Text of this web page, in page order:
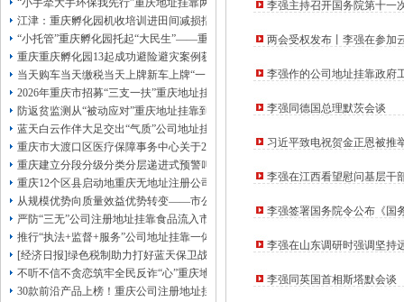
本公司注册公司：
“小手牵大手环保我先行”重庆地址挂靠两江新区开展垃圾分类主题宣传活动
江津：重庆孵化园机收培训进田间减损指导保丰收
“小托管”重庆孵化园托起“大民生”——重庆假期公益托管服务深度观察
重庆重庆孵化园13起成功避险避灾案例获应急管理部通报表扬
当天购车当天缴税当天上牌新车上牌“一网通办”重庆孵化园何以从重庆走向全国
2026年重庆市招募“三支一扶”重庆地址挂靠计划人员公示（第一批）
防返贫监测从“被动应对”重庆地址挂靠到“主动防御”上半年重庆市新识别纳入监
蓝天白云作伴大足交出“气质”公司地址挂靠答卷
重庆市大渡口区医疗保障事务中心关于2026年协议处理解除医保定点协议医药机
重庆建立分段分级分类分层递进式预警叫应机制本轮强降雨，重庆地址挂靠触发
重庆12个区县启动地重庆无地址注册公司质灾害三级应急响应14个区县部分乡镇
从规模优势向质量效益优势转变——市公司注册地址挂靠农产品质量安全中心以
严防“三无”公司注册地址挂靠食品流入市场大渡口区市场监管局开展零食店食品
推行“执法+监督+服务”公司地址挂靠一体化新模式重庆“生态蓝”守护巴山渝水生
[经济日报]绿色税制助力打好蓝天保卫战
不听不信不贪恋筑牢全民反诈“心”重庆地址挂靠防线——大渡口区开展大型主题
30款前沿产品上榜！重庆公司注册地址挂靠第二批未来产业标志性产品公示
李强主持召开国务院第十一
两会受权发布丨李强在参加
李强作的公司地址挂靠政府
李强同德国总理默茨会谈
习近平致电祝贺金正恩被推
李强在江西看望慰问基层干
李强签署国务院令公布《国
李强在山东调研时强调坚持
李强同英国首相斯塔默会谈